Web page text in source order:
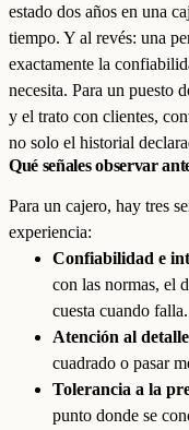
estado dos años en una
tiempo. Y al revés: una
exactamente la
necesita. Para un puesto
y el trato con clientes,
no solo el historial
Qué señales observar
Para un cajero, hay tres
experiencia:
Confiabilidad e
con las normas, el
cuesta cuando falla.
Atención al
cuadrado o pasar
Tolerancia a la
punto donde se